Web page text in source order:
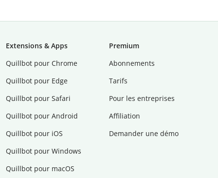
Extensions & Apps
Quillbot pour Chrome
Quillbot pour Edge
Quillbot pour Safari
Quillbot pour Android
Quillbot pour iOS
Quillbot pour Windows
Quillbot pour macOS
Premium
Abonnements
Tarifs
Pour les entreprises
Affiliation
Demander une démo